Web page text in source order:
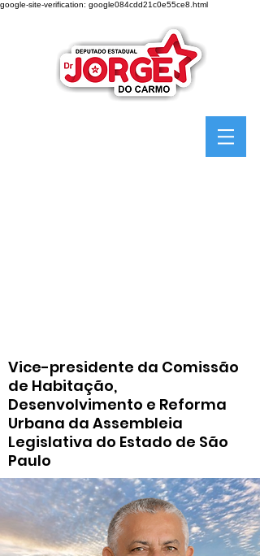
google-site-verification: google084cdd21c0e55ce8.html
Vice-presidente da Comissão
de Habitação,
Desenvolvimento e Reforma
Urbana da Assembleia
Legislativa do Estado de São
Paulo